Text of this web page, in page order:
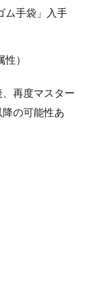
ム手袋」入手
）
再度マスター
の可能性あ